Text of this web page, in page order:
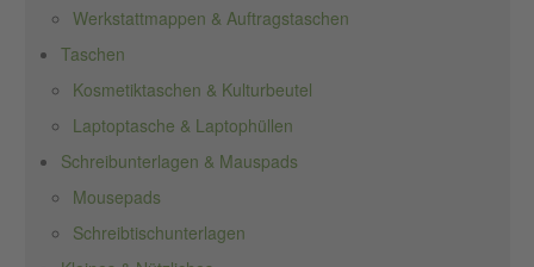
Werkstattmappen & Auftragstaschen
Taschen
Kosmetiktaschen & Kulturbeutel
Laptoptasche & Laptophüllen
Schreibunterlagen & Mauspads
Mousepads
Schreibtischunterlagen